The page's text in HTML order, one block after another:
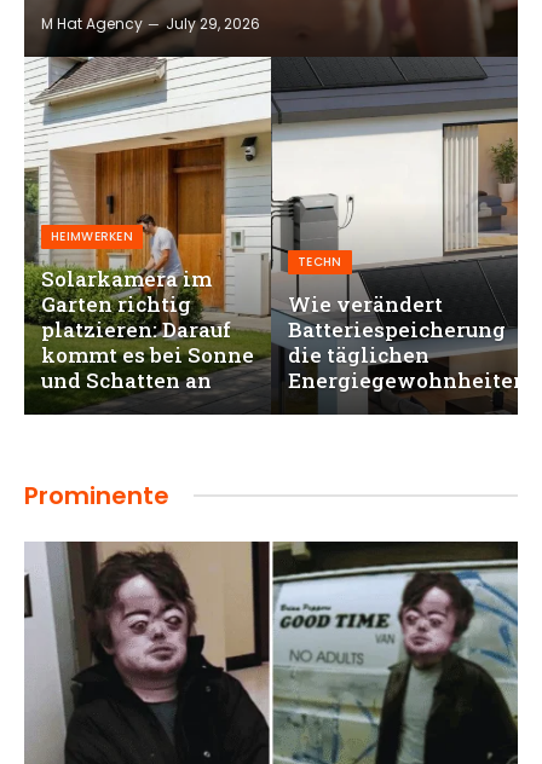
M Hat Agency July 29, 2026
HEIMWERKEN
Solarkamera im
Garten richtig
platzieren: Darauf
kommt es bei Sonne
und Schatten an
TECHN
Wie verändert
Batteriespeicherung
die täglichen
Energiegewohnheiten?
Prominente